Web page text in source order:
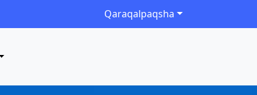
Qaraqalpaqsha